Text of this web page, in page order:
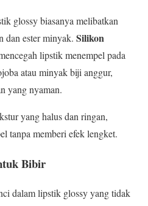
glossy biasanya melibatkan
dan ester minyak. Silikon
lipstik menempel pada
atau minyak biji anggur,
yang nyaman.
yang halus dan ringan,
tanpa memberi efek lengket.
Bibir
dalam lipstik glossy yang tidak